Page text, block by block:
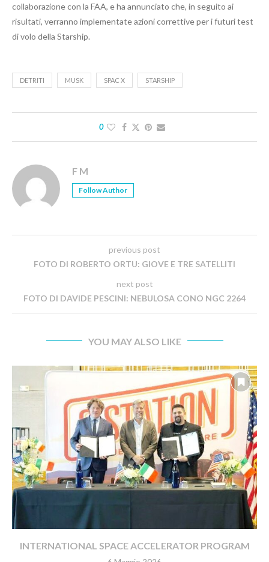
collaborazione con la FAA, e ha annunciato che, in seguito ai
risultati, verranno implementate azioni correttive per i futuri test
di volo della Starship.
DETRITI MUSK SPAC X STARSHIP
0
F M
Follow Author
previous post
FOTO DI ROBERTO ORTU: GIOVE E TRE SATELLITI
next post
FOTO DI DAVIDE PESCINI: NEBULOSA CONO NGC 2264
YOU MAY ALSO LIKE
INTERNATIONAL SPACE ACCELERATOR PROGRAM